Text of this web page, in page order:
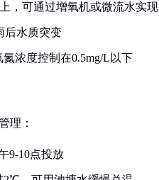
，可通过增氧机或微流水实现
后水质突变
浓度控制在0.5mg/L以下
理：
9-10点投放